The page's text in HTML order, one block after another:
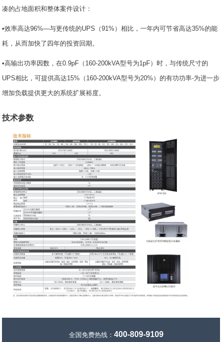
凑的占地面积和整体案件设计：
•效率高达96%—与更传统的UPS（91%）相比，一年内可节省高达35%的能
耗，从而加快了四年的投资回期。
•高输出功率因数，在0.9pF（160-200kVA型号为1pF）时，与传统尺寸的
UPS相比，可提供高达15%（160-200kVA型号为20%）的有功功率-为进一步
增加负载提供更大的系统扩展裕度。
技术参数
全国免费热线：400-809-9109